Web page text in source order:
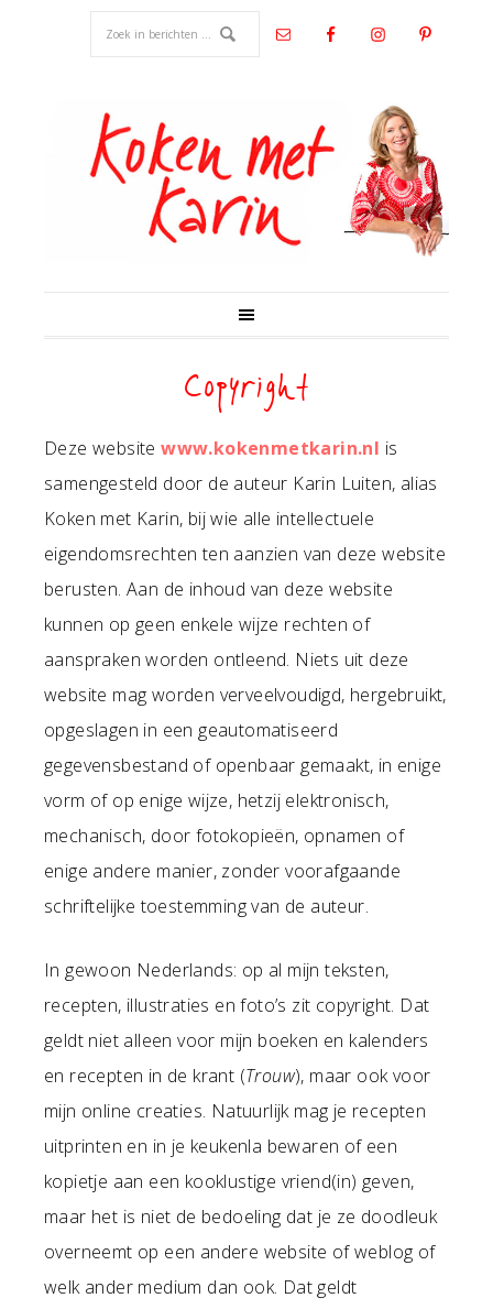
Copyright
Deze websitewww.kokenmetkarin.nl is
samengesteld door de auteur Karin Luiten, alias
Koken met Karin, bij wie alle intellectuele
eigendomsrechten ten aanzien van deze website
berusten. Aan de inhoud van deze website
kunnen op geen enkele wijze rechten of
aanspraken worden ontleend. Niets uit deze
website mag worden verveelvoudigd, hergebruikt,
opgeslagen in een geautomatiseerd
gegevensbestand of openbaar gemaakt, in enige
vorm of op enige wijze, hetzij elektronisch,
mechanisch, door fotokopieën, opnamen of
enige andere manier, zonder voorafgaande
schriftelijke toestemming van de auteur.
In gewoon Nederlands: op al mijn teksten,
recepten, illustraties en foto’s zit copyright. Dat
geldt niet alleen voor mijn boeken en kalenders
en recepten in de krant (Trouw), maar ook voor
mijn online creaties. Natuurlijk mag je recepten
uitprinten en in je keukenla bewaren of een
kopietje aan een kooklustige vriend(in) geven,
maar het is niet de bedoeling dat je ze doodleuk
overneemt op een andere website of weblog of
welk ander medium dan ook. Dat geldt